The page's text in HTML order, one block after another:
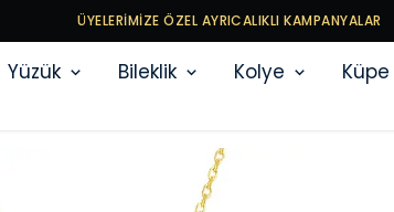
ÜYELERİMİZE ÖZEL AYRICALIKLI KAMPANYALAR
Yüzük Bileklik Kolye Küpe